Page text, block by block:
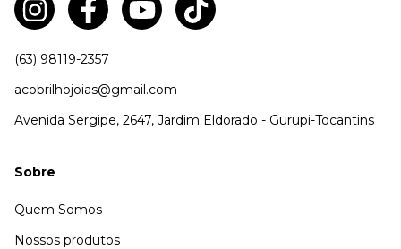
(63) 98119-2357
acobrilhojoias@gmail.com
Avenida Sergipe, 2647, Jardim Eldorado - Gurupi-Tocantins
Sobre
Quem Somos
Nossos produtos